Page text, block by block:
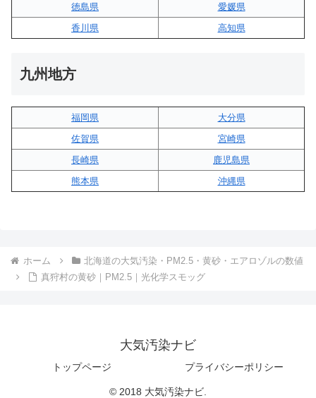
徳島県
愛媛県
香川県
高知県
九州地方
福岡県
大分県
佐賀県
宮崎県
長崎県
鹿児島県
熊本県
沖縄県
ホーム
北海道の大気汚染・PM2.5・黄砂・エアロゾルの数値
真狩村の黄砂｜PM2.5｜光化学スモッグ
大気汚染ナビ
トップページ プライバシーポリシー
© 2018 大気汚染ナビ.